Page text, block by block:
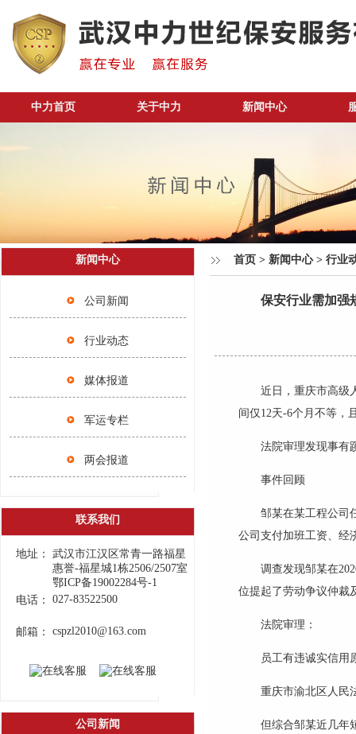
中力首页 关于中力 新闻中心
新闻中心
公司新闻
行业动态
媒体报道
军运专栏
两会报道
联系我们
地址：
武汉市江汉区常青一路福星
惠誉-福星城1栋2506/2507室
鄂ICP备19002284号-1
电话：
027-83522500
邮箱： cspzl2010@163.com
公司新闻
首页 > 新闻中心> 行业
保安行业需加强
近日，重庆市高级
间仅 12天-6个月不等，
法院审理发现事有
事件回顾
邹某在某工程公司
公司支付加班工资、经
调查发现邹某在
位提起了劳动争议仲裁
法院审理：
员工有违诚实信用
重庆市渝北区人民
但综合邹某近几年